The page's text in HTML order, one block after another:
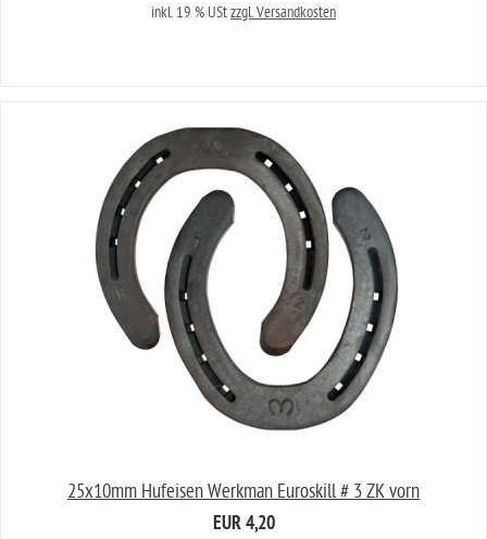
inkl. 19 % UStzzgl. Versandkosten
25x10mm Hufeisen Werkman Euroskill # 3 ZK vorn
EUR 4,20